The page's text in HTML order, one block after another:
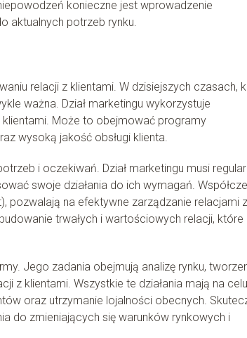
konieczne jest wprowadzenie
aktualnych potrzeb rynku.
relacji z klientami. W dzisiejszych czasach,
ważna. Dział marketingu wykorzystuje
klientami. Może to obejmować programy
wysoką jakość obsługi klienta.
i oczekiwań. Dział marketingu musi
swoje działania do ich wymagań.
pozwalają na efektywne zarządzanie relacjami z
trwałych i wartościowych relacji, które
Jego zadania obejmują analizę rynku,
z klientami. Wszystkie te działania mają na celu
oraz utrzymanie lojalności obecnych.
do zmieniających się warunków rynkowych i